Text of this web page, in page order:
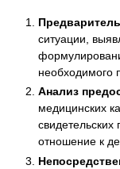
ситуации,
необходимого
Анализ
медицинских
отношение к